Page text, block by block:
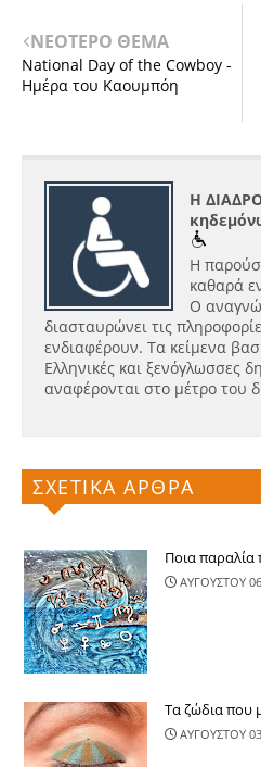
ΝΕΟΤΕΡΟ ΘΕΜΑ
National Day of the Cowboy -
Ημέρα του Καουμπόη
Η
Η
καθαρά
Ο
διασταυρώνει τις
ενδιαφέρουν. Τα κείμενα
Ελληνικές και ξενόγλωσσες
αναφέρονται στο μέτρο του
ΣΧΕΤΙΚΑ ΑΡΘΡΑ
Ποια παραλία
ΑΥΓΟΥΣΤΟΥ
Τα ζώδια που
ΑΥΓΟΥΣΤΟΥ